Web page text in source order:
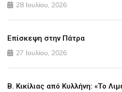
28 Ιουλίου, 2026
Επίσκεψη στην Πάτρα
27 Ιουλίου, 2026
Β. Κικίλιας από Κυλλήνη: «Το